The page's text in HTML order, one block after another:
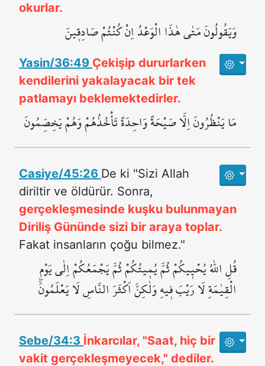
okurlar.
وَيَقُولُونَ مَتٰى هٰذَا الْوَعْدُ اِنْ كُنْتُمْ صَادِق۪ينَ
Yasin/36:49 Çekişip dururlarken
kendilerini yakalayacak bir tek
patlamayı beklemektedirler.
مَا يَنْظُرُونَ اِلَّا صَيْحَةً وَاحِدَةً تَأْخُذُهُمْ وَهُمْ يَخِصِّمُونَ
Casiye/45:26 De ki "Sizi Allah
diriltir ve öldürür. Sonra,
gerçekleşmesinde kuşku bulunmayan
Diriliş Gününde sizi bir araya toplar.
Fakat insanların çoğu bilmez."
قُلِ اللّٰهُ يُحْي۪يكُمْ ثُمَّ يُم۪يتُكُمْ ثُمَّ يَجْمَعُكُمْ اِلٰى يَوْمِ
الْقِيٰمَةِ لَا رَيْبَ ف۪يهِ وَلٰكِنَّ اَكْثَرَ النَّاسِ لَا يَعْلَمُونَ۟
Sebe/34:3 İnkarcılar, "Saat, hiç bir
vakit gerçekleşmeyecek," dediler.